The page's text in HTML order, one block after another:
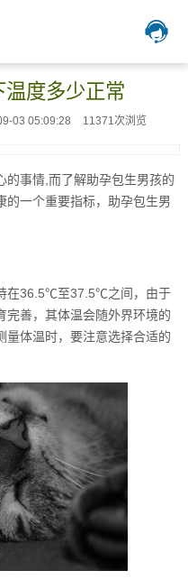
度多少正常
03 05:09:28 11371次浏览
的事情,而了解助孕包生男孩的
的一个重要指标，助孕包生男
在36.5℃至37.5℃之间，由于
完善，其体温会随外界环境的
量体温时，要注意选择合适的